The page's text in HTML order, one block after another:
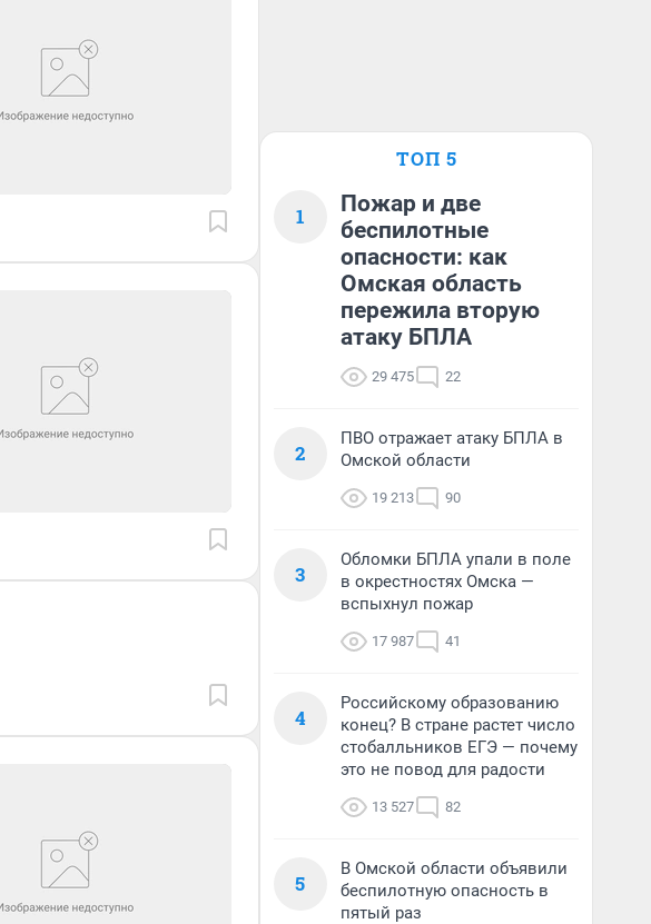
ТОП 5
1
Пожар и две
беспилотные
опасности: как
Омская область
пережила вторую
атаку БПЛА
29 475 22
2
ПВО отражает атаку БПЛА в
Омской области
19 213 90
3
Обломки БПЛА упали в поле
в окрестностях Омска —
вспыхнул пожар
17 987 41
4
Российскому образованию
конец? В стране растет число
стобалльников ЕГЭ — почему
это не повод для радости
13 527 82
5
В Омской области объявили
беспилотную опасность в
пятый раз